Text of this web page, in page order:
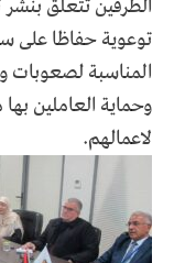
توعوية حفاظا على
المناسبة لصعوبات
وحماية العاملين
لاعمالهم.